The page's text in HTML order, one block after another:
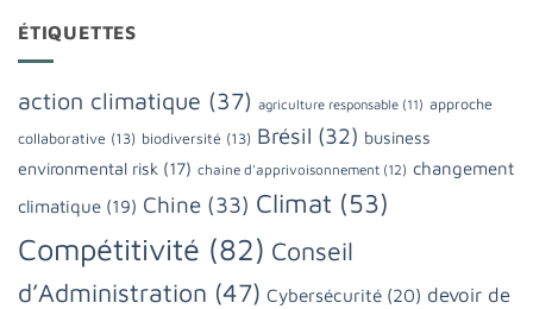
ÉTIQUETTES
action climatique (37) agriculture responsable (11) approche
collaborative (13) biodiversité (13) Brésil (32) business
environmental risk (17) chaine d'apprivoisonnement (12) changement
climatique (19) Chine (33) Climat (53)
Compétitivité (82) Conseil
d’Administration (47) Cybersécurité (20) devoir de